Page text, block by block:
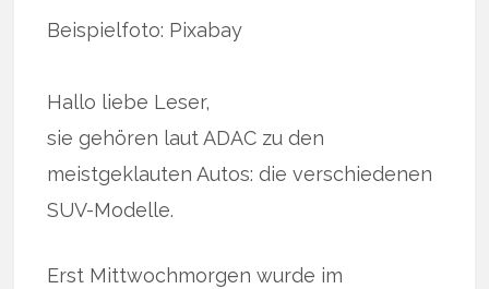
Beispielfoto: Pixabay
Hallo liebe Leser,
sie gehören laut ADAC zu den
meistgeklauten Autos: die verschiedenen
SUV-Modelle.
Erst Mittwochmorgen wurde im